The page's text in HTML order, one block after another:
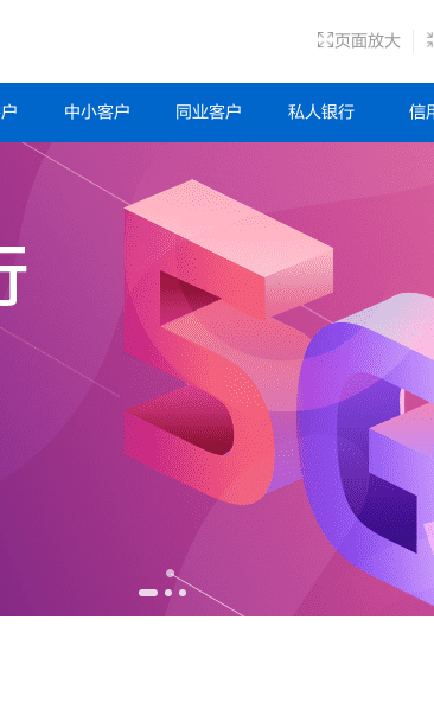
页面放大
中小客户 同业客户 私人银行 信